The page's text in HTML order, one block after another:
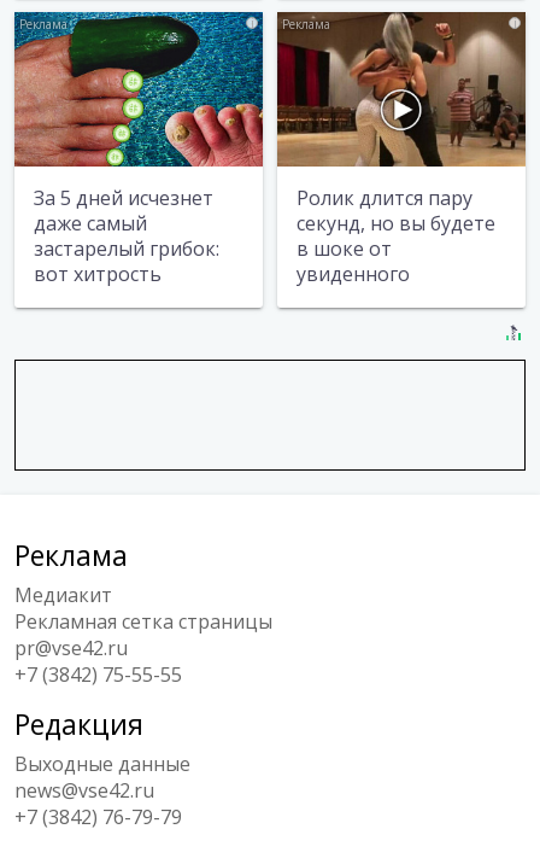
i
За 5 дней исчезнет
даже самый
застарелый грибок:
вот хитрость
i
Ролик длится пару
секунд, но вы будете
в шоке от
увиденного
Реклама
Медиакит
Рекламная сетка страницы
pr@vse42.ru
+7 (3842) 75-55-55
Редакция
Выходные данные
news@vse42.ru
+7 (3842) 76-79-79